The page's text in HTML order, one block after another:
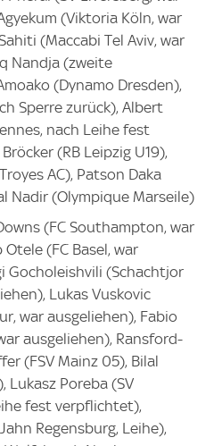
(Viktoria Köln, war
(Maccabi Tel Aviv, war
Nandja (zweite
(Dynamo Dresden),
Sperre zurück), Albert
nach Leihe fest
(RB Leipzig U19),
AC), Patson Daka
Nadir (Olympique Marseile)
(FC Southampton, war
(FC Basel, war
Gocholeishvili (Schachtjor
Lukas Vuskovic
war ausgeliehen), Fabio
ausgeliehen), Ransford-
(FSV Mainz 05), Bilal
Lukasz Poreba (SV
fest verpflichtet),
Regensburg, Leihe),